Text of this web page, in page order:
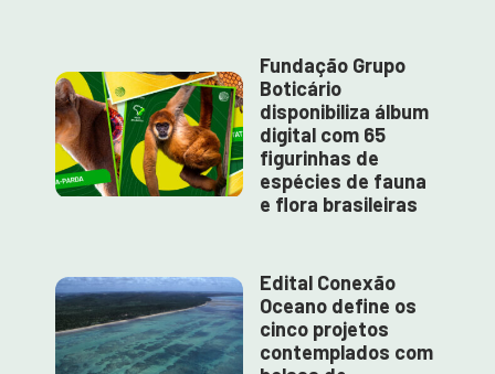
Fundação Grupo
Boticário
disponibiliza álbum
digital com 65
figurinhas de
espécies de fauna
e flora brasileiras
Edital Conexão
Oceano define os
cinco projetos
contemplados com